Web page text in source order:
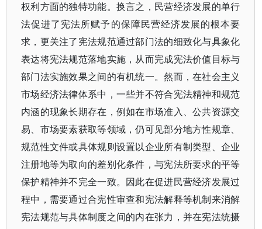
权利方面的独特功能。换言之，民营经济发展的单行
法促进了宪法所赋予的保障民营经济发展的根本要
求，更关注了宪法规范通过部门法的细致化与具象化
表达将宪法规范落地实施，从而完成宪法价值目标与
部门法实施效果之间的有机统一。然而，在社会主义
市场经济法律体系中，一些并不符合宪法精神和规范
内涵的现象长期存在，例如在市场准入、公共资源交
易、市场要素获取等领域，仍可见部分地方性规章、
规范性文件或具体规则设置以企业所有制类型、企业
注册地等为取向的差别化条件，与宪法所要求的平等
保护精神并不完全一致。因此在促进民营经济发展过
程中，需要通过合宪性审查和宪法解释等机制来消解
宪法规范与具体制度之间的内在张力，并在宪法统摄